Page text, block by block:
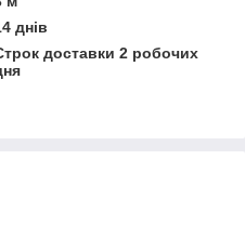
днів
доставки 2 робочих